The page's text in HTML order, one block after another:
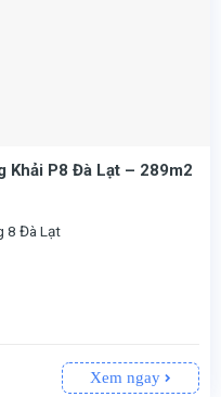
Khải P8 Đà Lạt – 289m2
8 Đà Lạt
Xem ngay